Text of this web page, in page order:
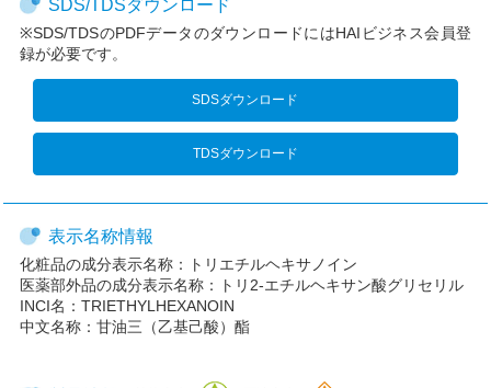
SDS/TDSダウンロード
※SDS/TDSのPDFデータのダウンロードにはHAIビジネス会員登
録が必要です。
SDSダウンロード
TDSダウンロード
表示名称情報
化粧品の成分表示名称：
トリエチルヘキサノイン
医薬部外品の成分表示名称：
トリ2-エチルヘキサン酸グリセリル
INCI名： TRIETHYLHEXANOIN
中文名称： 甘油三（乙基己酸）酯